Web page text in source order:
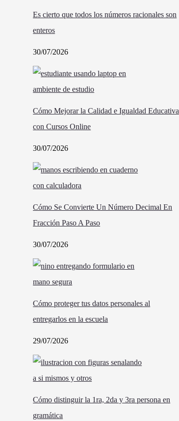
Es cierto que todos los números racionales son
enteros
30/07/2026
Cómo Mejorar la Calidad e Igualdad Educativa
con Cursos Online
30/07/2026
Cómo Se Convierte Un Número Decimal En
Fracción Paso A Paso
30/07/2026
Cómo proteger tus datos personales al
entregarlos en la escuela
29/07/2026
Cómo distinguir la 1ra, 2da y 3ra persona en
gramática